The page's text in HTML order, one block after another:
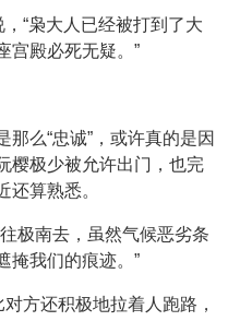
“枭大人已经被打到了大
宫殿必死无疑。”
么“忠诚”，或许真的是因
樱极少被允许出门，也完
还算熟悉。
极南去，虽然气候恶劣条
掩我们的痕迹。”
方还积极地拉着人跑路，